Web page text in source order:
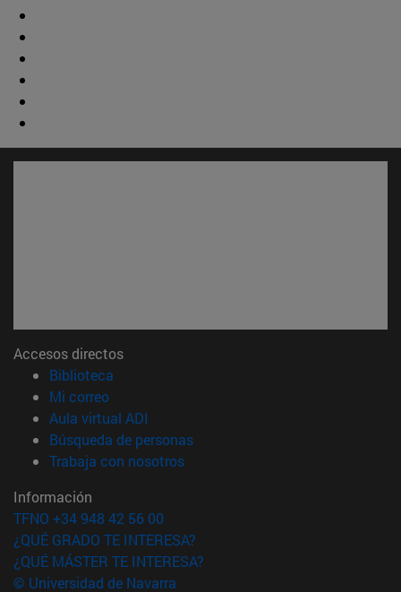
Accesos directos
Biblioteca
Mi correo(abre en nueva ventana)
Aula virtual ADI
Búsqueda de personas(abre en nueva ventana)
Trabaja con nosotros(abre en nueva ventana)
Información
TFNO +34 948 42 56 00
¿QUÉ GRADO TE INTERESA?
¿QUÉ MÁSTER TE INTERESA?
© Universidad de Navarra